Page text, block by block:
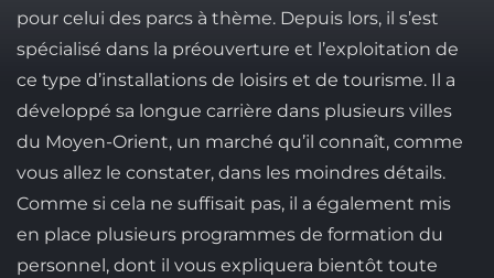
pour celui des parcs à thème. Depuis lors, il s’est
spécialisé dans la préouverture et l’exploitation de
ce type d’installations de loisirs et de tourisme. Il a
développé sa longue carrière dans plusieurs villes
du Moyen-Orient, un marché qu’il connaît, comme
vous allez le constater, dans les moindres détails.
Comme si cela ne suffisait pas, il a également mis
en place plusieurs programmes de formation du
personnel, dont il vous expliquera bientôt toute